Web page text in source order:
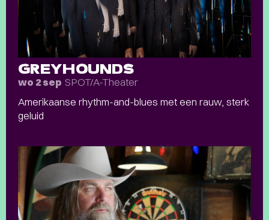
GREYHOUNDS
wo 2 sep SPOT/A-Theater
Amerikaanse rhythm-and-blues met een rauw, sterk
geluid